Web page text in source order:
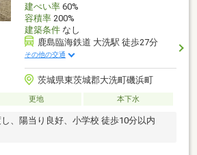
建ぺい率60%
容積率200%
建築条件なし
鹿島臨海鉄道 大洗駅 徒歩27分
その他の交通
茨城県東茨城郡大洗町磯浜町
更地 本下水
、陽当り良好、小学校 徒歩10分以内